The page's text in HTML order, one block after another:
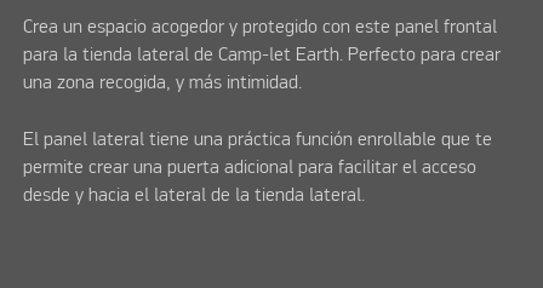
Crea un espacio acogedor y protegido con este panel frontal
para la tienda lateral de Camp-let Earth. Perfecto para crear
una zona recogida, y más intimidad.
El panel lateral tiene una práctica función enrollable que te
permite crear una puerta adicional para facilitar el acceso
desde y hacia el lateral de la tienda lateral.